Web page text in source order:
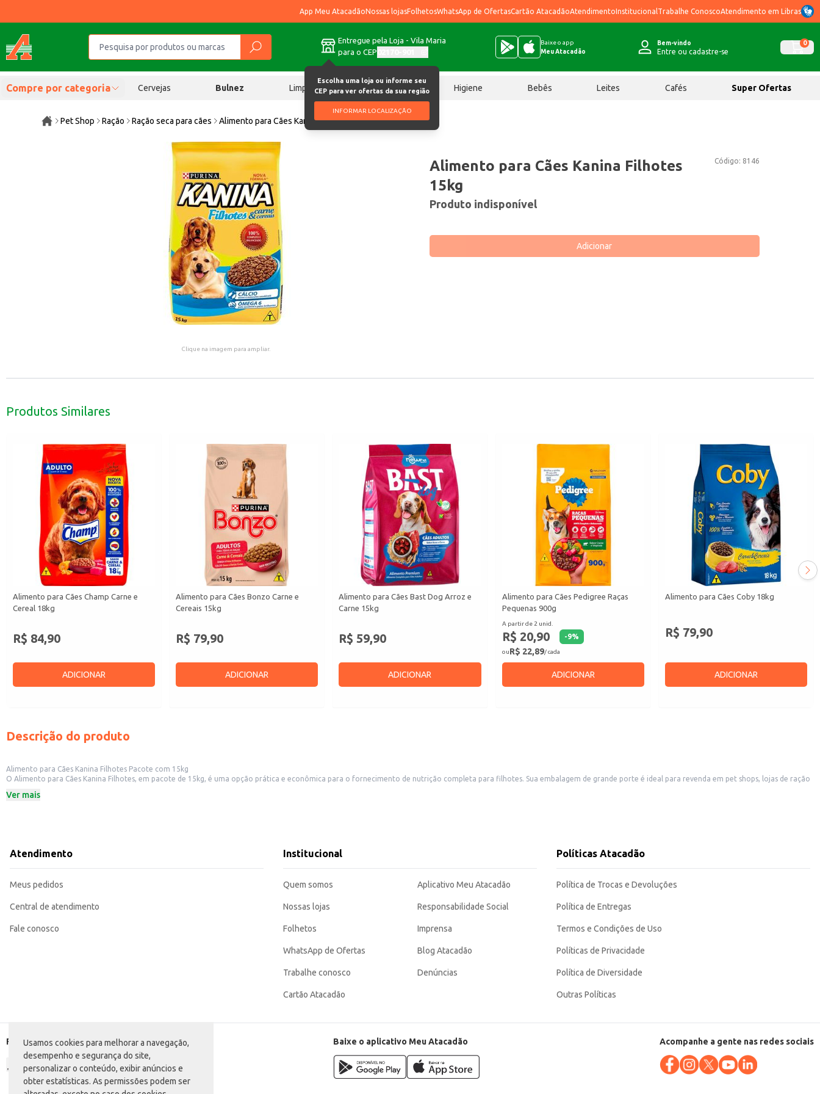
Usamos cookies para melhorar a navegação,
desempenho e segurança do site,
personalizar o conteúdo, exibir anúncios e
obter estatísticas. As permissões podem ser
App Meu AtacadãoNossas lojasFolhetosWhatsApp de OfertasCartão AtacadãoAtendimentoInstitucional Trabalhe ConoscoAtendimento em Libras
Entregue pela Loja - Vila Maria
para o CEP
Escolha uma loja ou informe seu
CEP para ver ofertas da sua região
INFORMAR LOCALIZAÇÃO
Baixe o app
Meu Atacadão
Bem-vindo
Entre ou cadastre-se
0
Compre por categoria Cervejas Bulnez Limpeza Chocolates Higiene Bebês Leites Cafés Super Ofertas
Pet Shop Ração Ração seca para cães Alimento para Cães Kanina Filhotes 15kg
Clique na imagem para ampliar.
Código: 8146
Alimento para Cães Kanina Filhotes
15kg
Produto indisponível
Adicionar
Produtos Similares
Alimento para Cães Champ Carne e
Cereal 18kg
R$ 84,90
ADICIONAR
Alimento para Cães Bonzo Carne e
Cereais 15kg
R$ 79,90
ADICIONAR
Alimento para Cães Bast Dog Arroz e
Carne 15kg
R$ 59,90
ADICIONAR
Alimento para Cães Pedigree Raças
Pequenas 900g
A partir de 2 unid.
R$ 20,90 -9%
ouR$ 22,89/ cada
ADICIONAR
Alimento para Cães Coby 18kg
R$ 79,90
ADICIONAR
Descrição do produto
Alimento para Cães Kanina Filhotes Pacote com 15kg
O Alimento para Cães Kanina Filhotes, em pacote de 15kg, é uma opção prática e econômica para o fornecimento de nutrição completa para filhotes. Sua embalagem de grande porte é ideal para revenda em pet shops, lojas de ração
estimação.
O Alimento para Cães Kanina Filhotes em pacote de 15kg proporciona um bom custo-benefício, atendendo às necessidades nutricionais dos filhotes e oferecendo praticidade tanto para o comércio quanto para o consumidor final. Sua
composição garante uma alimentação balanceada, contribuindo para o desenvolvimento saudável do animal.
Departamento: Pet Shop
Conteúdo: 15kg
Ver mais
Atendimento
Meus pedidos
Central de atendimento
Fale conosco
Institucional
Quem somos
Nossas lojas
Folhetos
WhatsApp de Ofertas
Trabalhe conosco
Cartão Atacadão
Aplicativo Meu Atacadão
Responsabilidade Social
Imprensa
Blog Atacadão
Denúncias
Políticas Atacadão
Política de Trocas e Devoluções
Política de Entregas
Termos e Condições de Uso
Políticas de Privacidade
Política de Diversidade
Outras Políticas
Formas de pagamento Baixe o aplicativo Meu Atacadão Acompanhe a gente nas redes sociais